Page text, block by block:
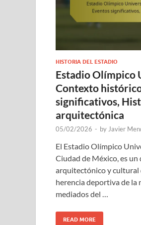
HISTORIA DEL ESTADIO
Estadio Olímpico
Contexto
significativos,
arquitectónica
05/02/2026 - byJavier
El Estadio Olímpico
Ciudad de México, es
arquitectónico y cultural
herencia deportiva de la
mediados del …
READ MORE